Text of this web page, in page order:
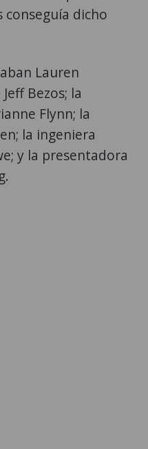
dicho
Lauren
Bezos; la
Flynn; la
la ingeniera
y la presentadora